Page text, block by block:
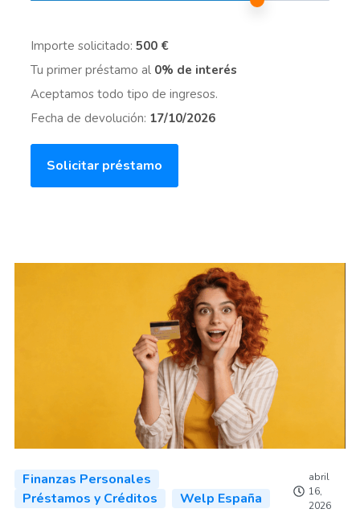
Importe solicitado: 500 €
Tu primer préstamo al 0% de interés
Aceptamos todo tipo de ingresos.
Fecha de devolución: 17/10/2026
Solicitar préstamo
Finanzas Personales
Préstamos y Créditos
Welp España
abril
16,
2026